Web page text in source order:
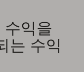
수익을
는 수익